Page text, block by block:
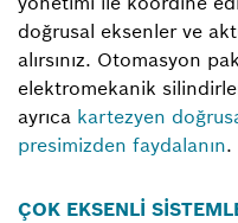
doğrusal eksenler ve
alırsınız. Otomasyon
elektromekanik
ayrıca kartezyen
presimizden faydalanın.
ÇOK EKSENLİ